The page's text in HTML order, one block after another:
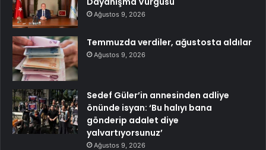
Ağustos 9, 2026
Temmuzda verdiler, ağustosta aldılar
Ağustos 9, 2026
Sedef Güler’in annesinden adliye
önünde isyan: ‘Bu halıyı bana
gönderip adalet diye
yalvartıyorsunuz’
Ağustos 9, 2026